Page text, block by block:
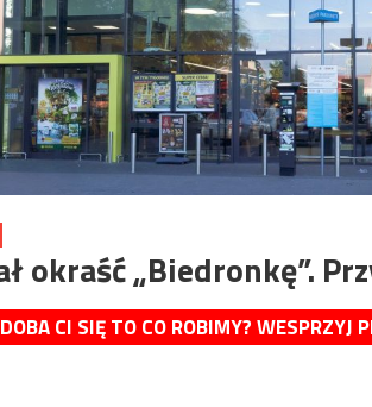
okraść „Biedronkę”.
CI SIĘ TO CO ROBIMY? WESPRZYJ